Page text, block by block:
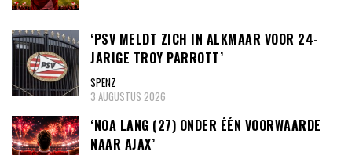
‘PSV MELDT ZICH IN ALKMAAR VOOR 24-
JARIGE TROY PARROTT’
SPENZ
3 AUGUSTUS 2026
‘NOA LANG (27) ONDER ÉÉN VOORWAARDE
NAAR AJAX’